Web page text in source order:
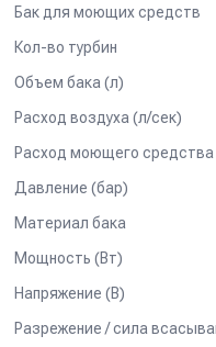
Бак для моющих средств
Кол-во турбин
Объем бака (л)
Расход воздуха (л/сек)
Расход моющего средства
Давление (бар)
Материал бака
Мощность (Вт)
Напряжение (В)